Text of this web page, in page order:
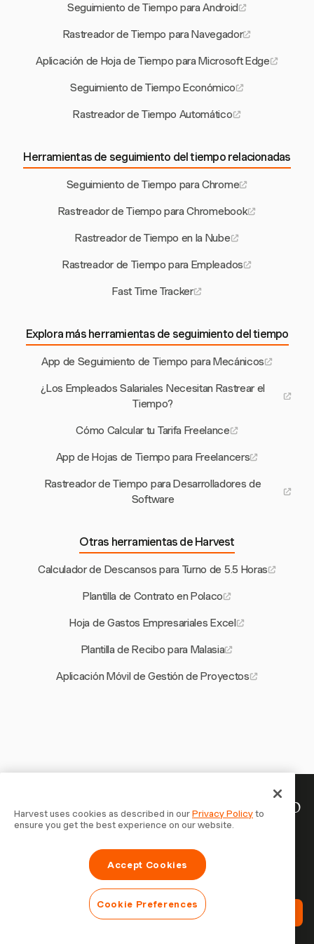
Seguimiento de Tiempo para Android
Rastreador de Tiempo para Navegador
Aplicación de Hoja de Tiempo para Microsoft Edge
Seguimiento de Tiempo Económico
Rastreador de Tiempo Automático
Herramientas de seguimiento del tiempo relacionadas
Seguimiento de Tiempo para Chrome
Rastreador de Tiempo para Chromebook
Rastreador de Tiempo en la Nube
Rastreador de Tiempo para Empleados
Fast Time Tracker
Explora más herramientas de seguimiento del tiempo
App de Seguimiento de Tiempo para Mecánicos
¿Los Empleados Salariales Necesitan Rastrear el
Tiempo?
Cómo Calcular tu Tarifa Freelance
App de Hojas de Tiempo para Freelancers
Rastreador de Tiempo para Desarrolladores de
Software
Otras herramientas de Harvest
Calculador de Descansos para Turno de 5.5 Horas
Plantilla de Contrato en Polaco
Hoja de Gastos Empresariales Excel
Plantilla de Recibo para Malasia
Aplicación Móvil de Gestión de Proyectos
Tu tiempo merece ser registrado
— empieza ahora
Únete a más de 70.000 empresas que registran tiempo,
facturan a clientes y cobran más rápido con Harvest.
Prueba Harvest Gratis
Harvest uses cookies as described in ourPrivacy Policyto
ensure you get the best experience on our website.
Accept Cookies
Cookie Preferences